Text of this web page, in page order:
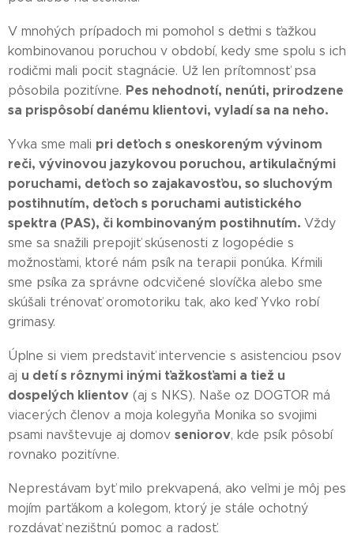
V mnohých prípadoch mi pomohol s deťmi s ťažkou
kombinovanou poruchou v období, kedy sme spolu s ich
rodičmi mali pocit stagnácie. Už len prítomnosť psa
pôsobila pozitívne. Pes nehodnotí, nenúti, prirodzene
sa prispôsobí danému klientovi, vyladí sa na neho.
Yvka sme mali pri deťoch s oneskoreným vývinom
reči, vývinovou jazykovou poruchou, artikulačnými
poruchami, deťoch so zajakavosťou, so sluchovým
postihnutím, deťoch s poruchami autistického
spektra (PAS), či kombinovaným postihnutím. Vždy
sme sa snažili prepojiť skúsenosti z logopédie s
možnosťami, ktoré nám psík na terapii ponúka. Kŕmili
sme psíka za správne odcvičené slovíčka alebo sme
skúšali trénovať oromotoriku tak, ako keď Yvko robí
grimasy.
Úplne si viem predstaviť intervencie s asistenciou psov
aj u detí s rôznymi inými ťažkosťami a tiež u
dospelých klientov (aj s NKS). Naše oz DOGTOR má
viacerých členov a moja kolegyňa Monika so svojimi
psami navštevuje aj domov seniorov, kde psík pôsobí
rovnako pozitívne.
Neprestávam byť milo prekvapená, ako veľmi je môj pes
mojím parťákom a kolegom, ktorý je stále ochotný
rozdávať nezištnú pomoc a radosť.